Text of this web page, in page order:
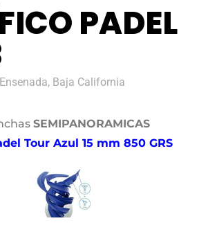
PADEL
Ensenada, Baja California
SEMIPANORAMICAS
Tour Azul 15 mm 850 GRS